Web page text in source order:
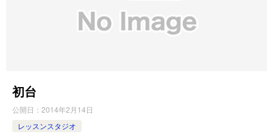
初台
公開日： 2014年2月14日
レッスンスタジオ